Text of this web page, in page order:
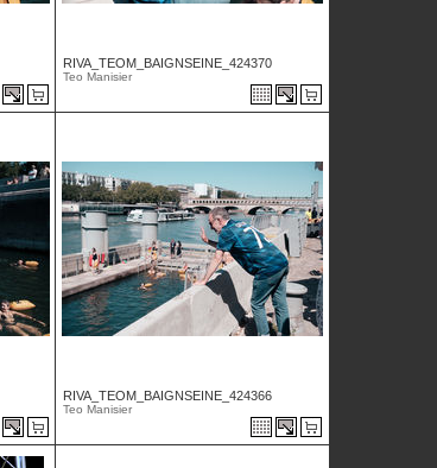
RIVA_TEOM_BAIGNSEINE_424370
Teo Manisier
RIVA_TEOM_BAIGNSEINE_424366
Teo Manisier